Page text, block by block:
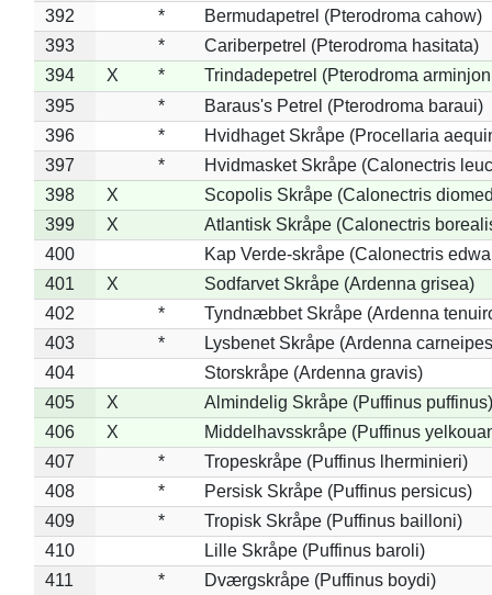
392
*
Bermudapetrel (Pterodroma cahow)
393
*
Cariberpetrel (Pterodroma hasitata)
394
X *
Trindadepetrel (Pterodroma
395
*
Baraus's Petrel (Pterodroma baraui)
396
*
Hvidhaget Skråpe (Procellaria
397
*
Hvidmasket Skråpe (Calonectris
398
X
Scopolis Skråpe (Calonectris
399
X
Atlantisk Skråpe (Calonectris
400
Kap Verde-skråpe (Calonectris
401
X
Sodfarvet Skråpe (Ardenna grisea)
402
*
Tyndnæbbet Skråpe (Ardenna
403
*
Lysbenet Skråpe (Ardenna
404
Storskråpe (Ardenna gravis)
405
X
Almindelig Skråpe (Puffinus puffinus)
406
X
Middelhavsskråpe (Puffinus
407
*
Tropeskråpe (Puffinus lherminieri)
408
*
Persisk Skråpe (Puffinus persicus)
409
*
Tropisk Skråpe (Puffinus bailloni)
410
Lille Skråpe (Puffinus baroli)
411
*
Dværgskråpe (Puffinus boydi)